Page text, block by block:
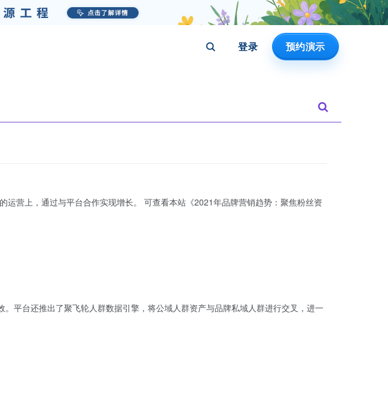
登录 预约演示
可查看本站《2021年品牌营销趋势：聚焦粉丝资
平台还推出了聚飞轮人群数据引擎，将公域人群资产与品牌私域人群进行交叉，进一